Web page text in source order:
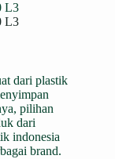
L3
L3
dari plastik
pilihan
dari
indonesia
brand.